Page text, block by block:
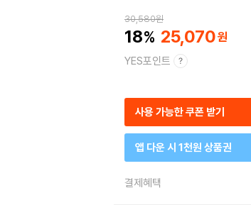
30,580원
18 25,070
YES포인트
사용 가능한 쿠폰 받기
앱 다운 시 1천원 상품권
결제혜택